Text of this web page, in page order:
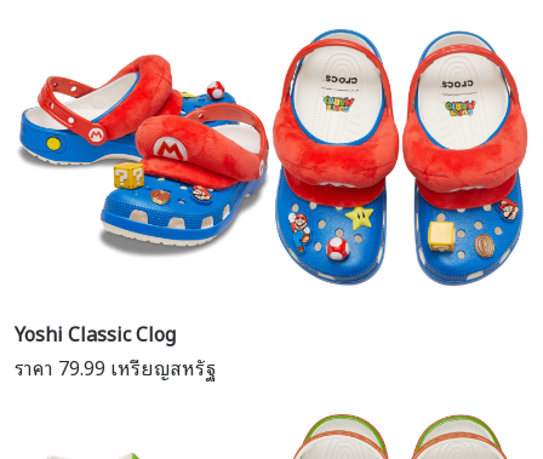
Yoshi Classic Clog
ราคา 79.99 เหรียญสหรัฐ